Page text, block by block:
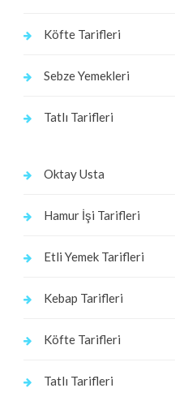
Köfte Tarifleri
Sebze Yemekleri
Tatlı Tarifleri
Oktay Usta
Hamur İşi Tarifleri
Etli Yemek Tarifleri
Kebap Tarifleri
Köfte Tarifleri
Tatlı Tarifleri